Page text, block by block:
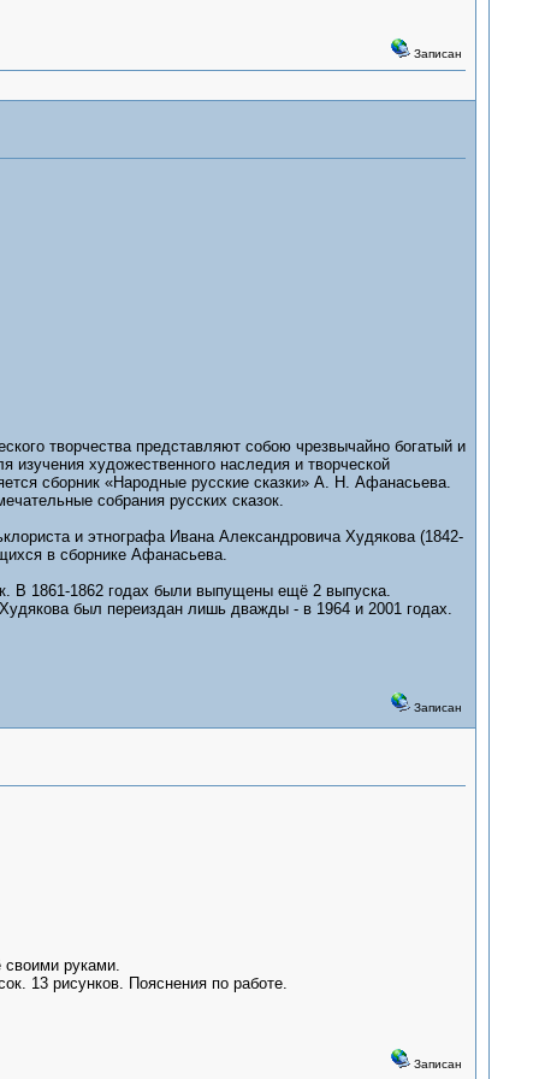
Записан
творчества представляют собою чрезвычайно богатый и
художественного наследия и творческой
сборник «Народные русские сказки» А. Н. Афанасьева.
собрания русских сказок.
и этнографа Ивана Александровича Худякова (1842-
в сборнике Афанасьева.
В 1861-1862 годах были выпущены ещё 2 выпуска.
был переиздан лишь дважды - в 1964 и 2001 годах.
Записан
своими руками.
13 рисунков. Пояснения по работе.
Записан